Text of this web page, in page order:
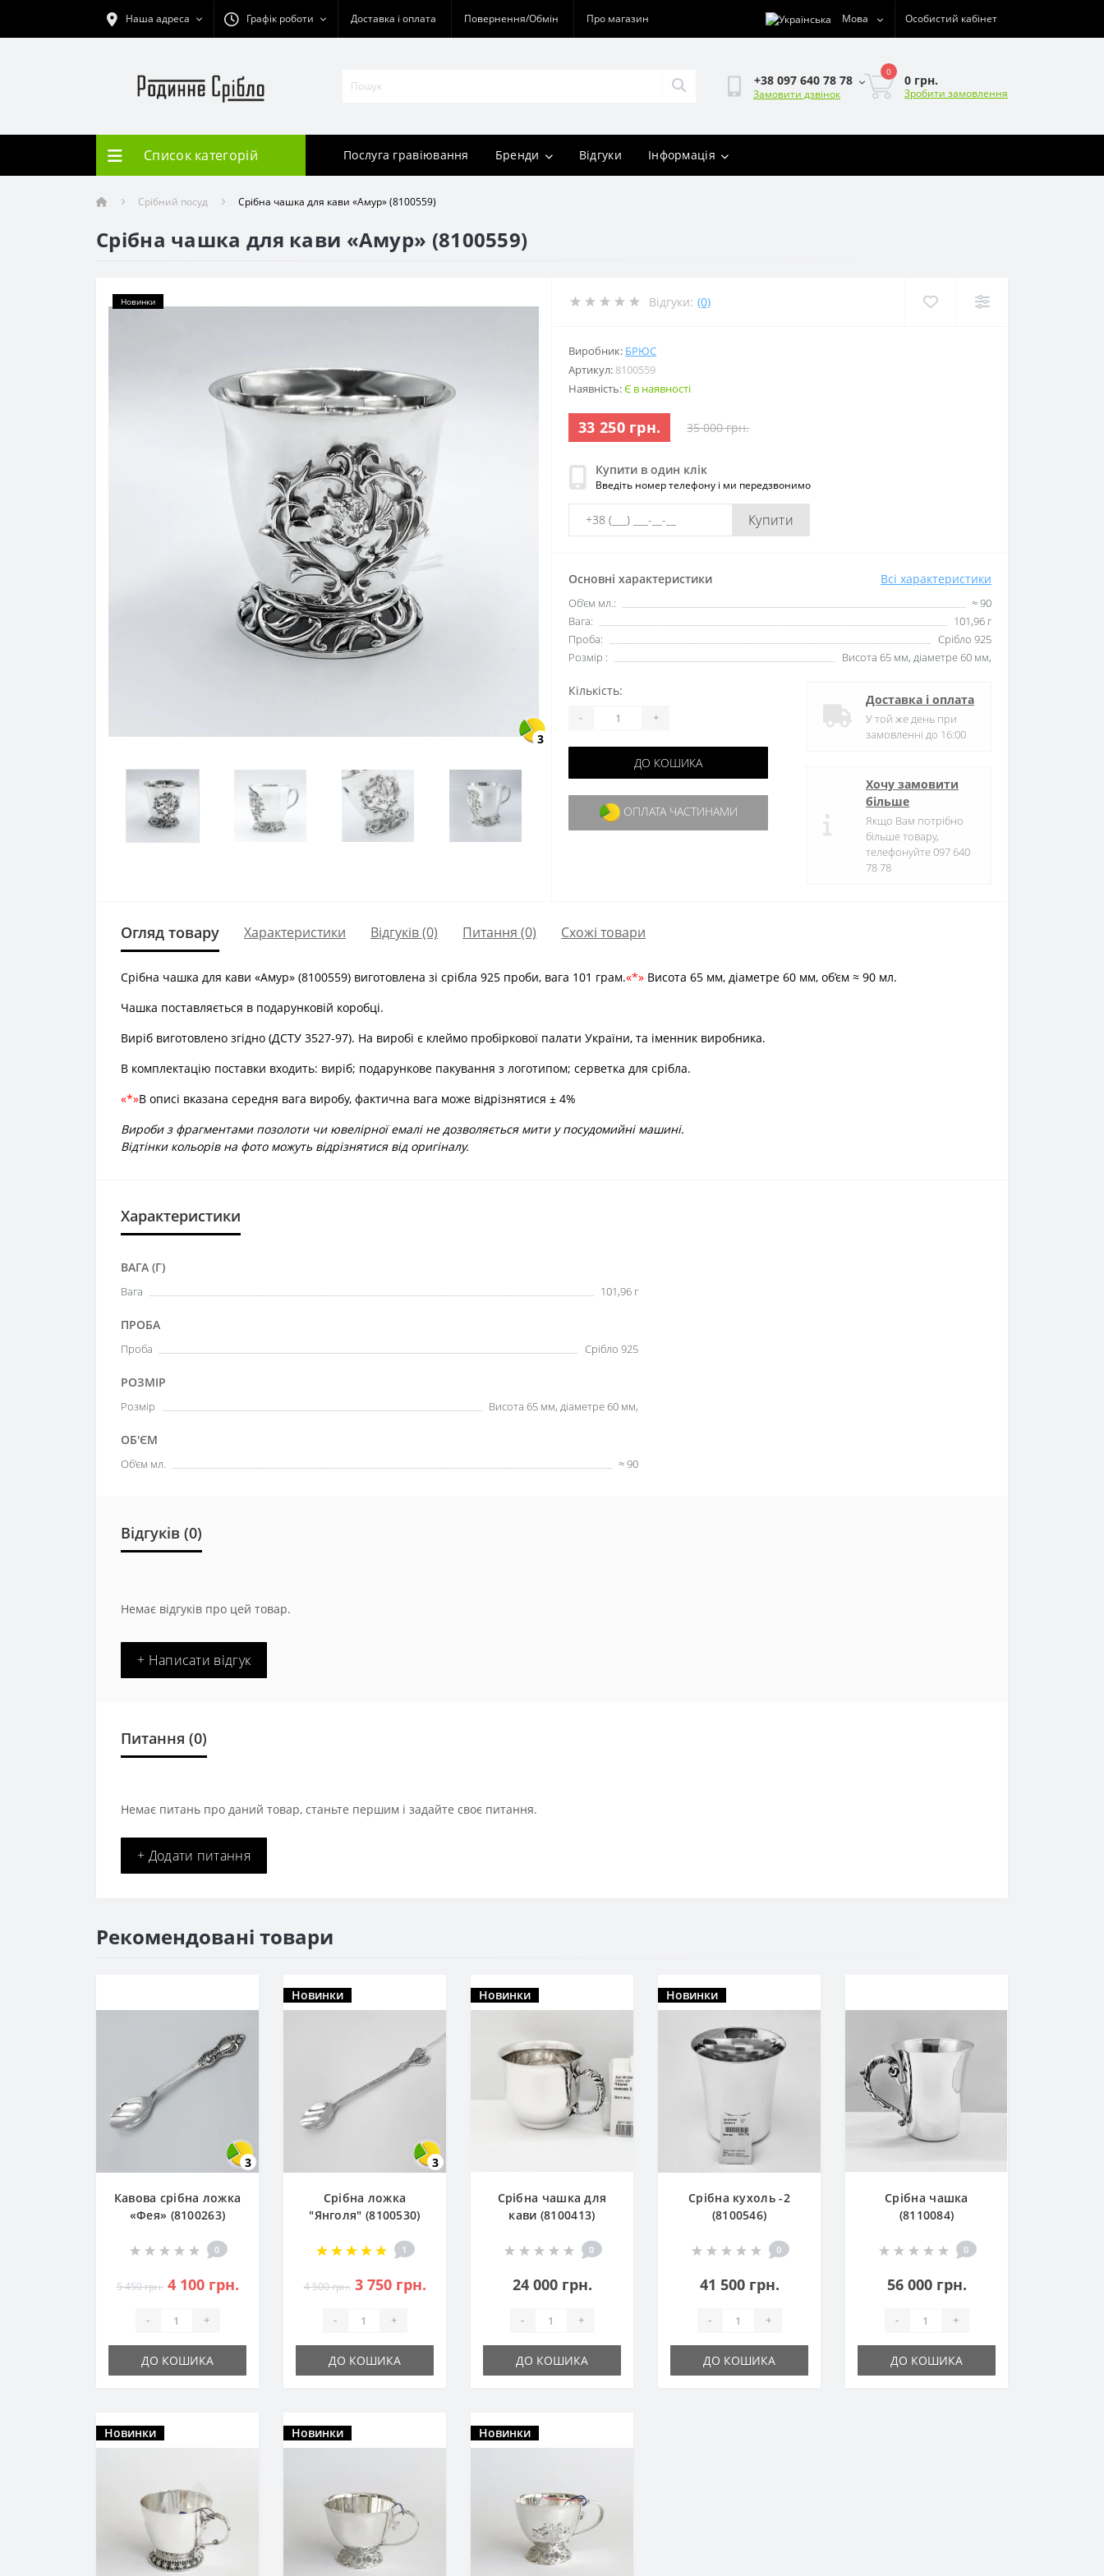
Наша адреса Графік роботи Доставка і оплата Повернення/Обмін Про магазин Мова Особистий кабінет
+38 097 640 78 78
Замовити дзвінок
0
0 грн.
Зробити замовлення
Список категорій Послуга гравіювання Бренди Відгуки Інформація
Срібний посуд Срібна чашка для кави «Амур» (8100559)
Срібна чашка для кави «Амур» (8100559)
Новинки
3
Відгуки: (0)
Виробник: БРЮС
Артикул: 8100559
Наявність:Є в наявності
33 250 грн. 35 000 грн.
Купити в один клік
Введіть номер телефону і ми передзвонимо
Купити
Основні характеристики Всі характеристики
Об’єм мл.:
≈ 90
Вага:
101,96 г
Проба:
Срібло 925
Розмір :
Висота 65 мм, діаметре 60 мм,
Кількість:
- +
ДО КОШИКА
ОПЛАТА ЧАСТИНАМИ
Доставка і оплата
У той же день при
замовленні до 16:00
Хочу замовити
більше
Якщо Вам потрібно
більше товару,
телефонуйте 097 640
78 78
Огляд товару Характеристики Відгуків (0) Питання (0) Схожі товари
Срібна чашка для кави «Амур» (8100559) виготовлена зі срібла 925 проби, вага 101 грам. *
Висота 65 мм, діаметре 60 мм, об’єм ≈ 90 мл.
Чашка поставляється в подарунковій коробці.
Виріб виготовлено згідно (ДСТУ 3527-97). На виробі є клеймо пробіркової палати України, та іменник виробника.
В комплектацію поставки входить: виріб; подарункове пакування з логотипом; серветка для срібла.
* В описі вказана середня вага виробу, фактична вага може відрізнятися ± 4%
Вироби з фрагментами позолоти чи ювелірної емалі не дозволяється мити у посудомийні машині.
Відтінки кольорів на фото можуть відрізнятися від оригіналу.
Характеристики
ВАГА (Г)
Вага 101,96 г
ПРОБА
Проба Срібло 925
РОЗМІР
Розмір Висота 65 мм, діаметре 60 мм,
ОБ'ЄМ
Об’єм мл. ≈ 90
Відгуків (0)
Немає відгуків про цей товар.
+ Написати відгук
Питання (0)
Немає питань про даний товар, станьте першим і задайте своє питання.
+ Додати питання
Рекомендовані товари
3
Кавова срібна ложка
«Фея» (8100263)
0
5 450 грн. 4 100 грн.
- +
ДО КОШИКА
Новинки
3
Срібна ложка
"Янголя" (8100530)
1
4 500 грн. 3 750 грн.
- +
ДО КОШИКА
Новинки
Срібна чашка для
кави (8100413)
0
24 000 грн.
- +
ДО КОШИКА
Новинки
Срібна кухоль -2
(8100546)
0
41 500 грн.
- +
ДО КОШИКА
Срібна чашка
(8110084)
0
56 000 грн.
- +
ДО КОШИКА
Новинки Новинки Новинки